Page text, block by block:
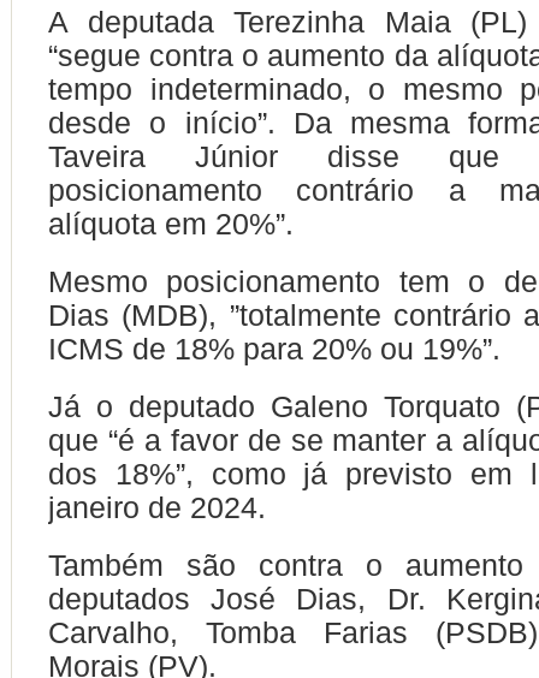
A deputada Terezinha Maia
“segue contra o aumento da
tempo indeterminado, o mesmo
desde o início”. Da mesma
Taveira Júnior disse que
posicionamento contrário a
alíquota em 20%”.
Mesmo posicionamento tem o
Dias (MDB), ”totalmente contrário
ICMS de 18% para 20% ou 19%”.
Já o deputado Galeno Torquato
que “é a favor de se manter a
dos 18%”, como já previsto em
janeiro de 2024.
Também são contra o
deputados José Dias, Dr.
Carvalho, Tomba Farias
Morais (PV).